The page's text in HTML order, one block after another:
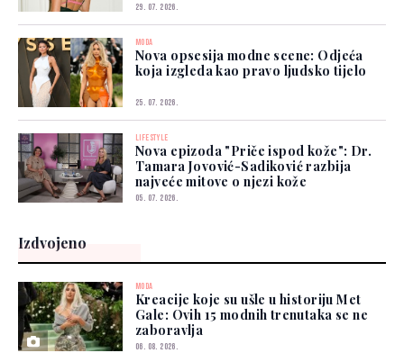
29. 07. 2026.
MODA
Nova opsesija modne scene: Odjeća
koja izgleda kao pravo ljudsko tijelo
25. 07. 2026.
LIFESTYLE
Nova epizoda "Priče ispod kože": Dr.
Tamara Jovović-Sadiković razbija
najveće mitove o njezi kože
05. 07. 2026.
Izdvojeno
MODA
Kreacije koje su ušle u historiju Met
Gale: Ovih 15 modnih trenutaka se ne
zaboravlja
06. 08. 2026.